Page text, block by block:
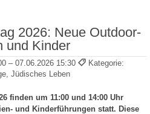
2026: Neue Outdoor-
und Kinder
– 07.06.2026 15:30
Kategorie:
Jüdisches Leben
finden um 11:00 und 14:00 Uhr
und Kinderführungen statt. Diese